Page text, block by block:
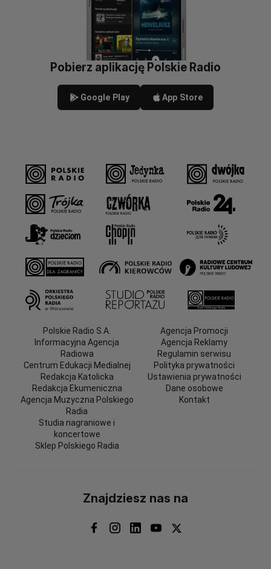
Pobierz aplikację Polskie Radio
Google Play App Store
Polskie Radio S.A.
Informacyjna Agencja
Radiowa
Centrum Edukacji Medialnej
Redakcja Katolicka
Redakcja Ekumeniczna
Agencja Muzyczna Polskiego
Radia
Studia nagraniowe i
koncertowe
Sklep Polskiego Radia
Agencja Promocji
Agencja Reklamy
Regulamin serwisu
Polityka prywatności
Ustawienia prywatności
Dane osobowe
Kontakt
Znajdziesz nas na